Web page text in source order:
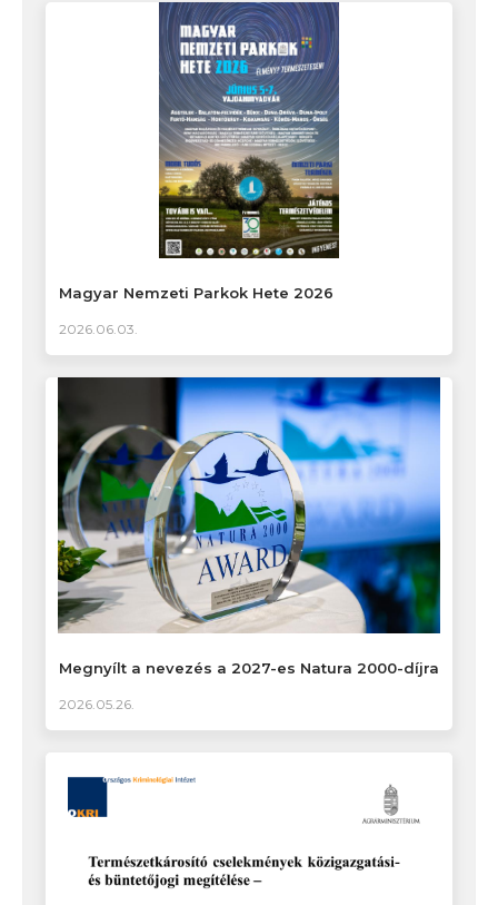
Magyar Nemzeti Parkok Hete 2026
2026.06.03.
Megnyílt a nevezés a 2027-es Natura 2000-díjra
2026.05.26.